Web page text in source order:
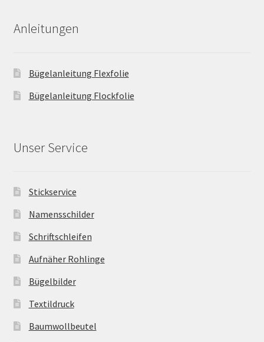
Anleitungen
Bügelanleitung Flexfolie
Bügelanleitung Flockfolie
Unser Service
Stickservice
Namensschilder
Schriftschleifen
Aufnäher Rohlinge
Bügelbilder
Textildruck
Baumwollbeutel